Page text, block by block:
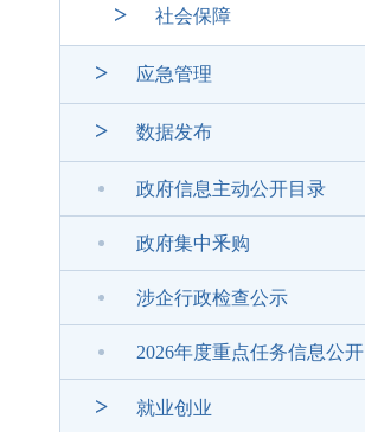
> 社会保障
> 应急管理
> 数据发布
政府信息主动公开目录
政府集中釆购
涉企行政检查公示
2026年度重点任务信息公开
> 就业创业